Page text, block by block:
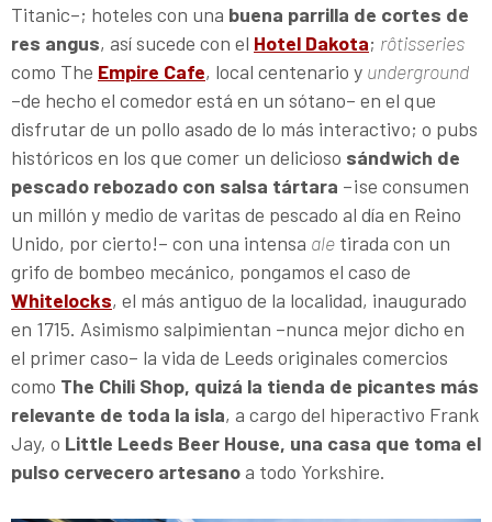
Titanic–; hoteles con una buena parrilla de cortes de
res angus, así sucede con el Hotel Dakota; rôtisseries
como The Empire Cafe, local centenario y underground
–de hecho el comedor está en un sótano– en el que
disfrutar de un pollo asado de lo más interactivo; o pubs
históricos en los que comer un delicioso sándwich de
pescado rebozado con salsa tártara –¡se consumen
un millón y medio de varitas de pescado al día en Reino
Unido, por cierto!– con una intensa ale tirada con un
grifo de bombeo mecánico, pongamos el caso de
Whitelocks, el más antiguo de la localidad, inaugurado
en 1715. Asimismo salpimientan –nunca mejor dicho en
el primer caso– la vida de Leeds originales comercios
como The Chili Shop, quizá la tienda de picantes más
relevante de toda la isla, a cargo del hiperactivo Frank
Jay, o Little Leeds Beer House, una casa que toma el
pulso cervecero artesanoa todo Yorkshire.